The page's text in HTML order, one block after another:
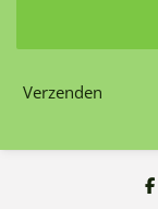
Verzenden